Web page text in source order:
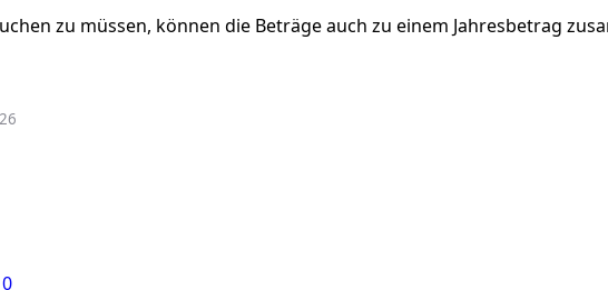
zu müssen, können die Beträge auch zu einem Jahresbetrag